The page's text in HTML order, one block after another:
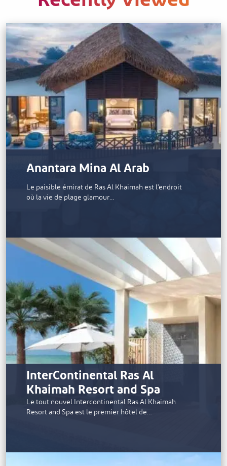
Anantara Mina Al Arab
Le paisible émirat de Ras Al Khaimah est l'endroit
où la vie de plage glamour…
InterContinental Ras Al
Khaimah Resort and Spa
Le tout nouvel Intercontinental Ras Al Khaimah
Resort and Spa est le premier hôtel de…